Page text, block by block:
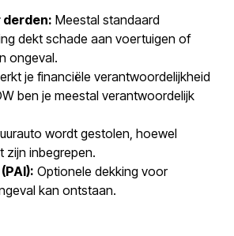
Meestal standaard
dekt schade aan voertuigen of
ongeval.
je financiële verantwoordelijkheid
ben je meestal verantwoordelijk
wordt gestolen, hoewel
zijn inbegrepen.
Optionele dekking voor
kan ontstaan.